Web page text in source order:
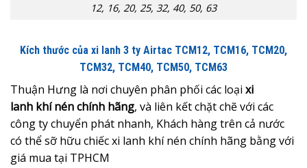
12, 16, 20, 25, 32, 40, 50, 63
Kích thước của xi lanh 3 ty Airtac TCM12, TCM16, TCM20,
TCM32, TCM40, TCM50, TCM63
Thuận Hưng là nơi chuyên phân phối các loại xi
lanh khí nén chính hãng, và liên kết chặt chẽ với các
công ty chuyển phát nhanh, Khách hàng trên cả nước
có thể sỡ hữu chiếc xi lanh khí nén chính hãng bằng với
giá mua tại TPHCM